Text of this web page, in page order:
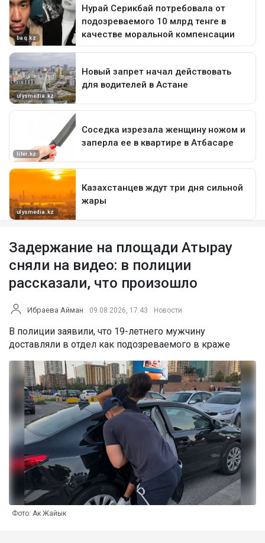
Задержание на площади Атырау
сняли на видео: в полиции
рассказали, что произошло
Ибраева Айман 09.08.2026, 17:43 Новости
В полиции заявили, что 19-летнего мужчину
доставляли в отдел как подозреваемого в краже
Фото: Ак Жайык